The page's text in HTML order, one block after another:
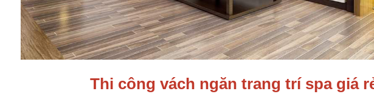
Thi công vách ngăn trang trí spa giá